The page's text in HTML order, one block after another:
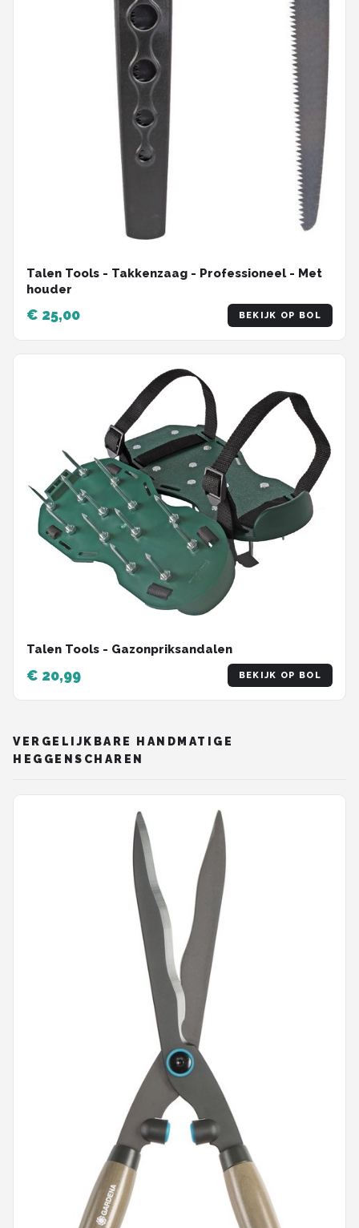
Talen Tools - Takkenzaag - Professioneel - Met
houder
€ 25,00 BEKIJK OP BOL
Talen Tools - Gazonpriksandalen
€ 20,99 BEKIJK OP BOL
VERGELIJKBARE HANDMATIGE
HEGGENSCHAREN